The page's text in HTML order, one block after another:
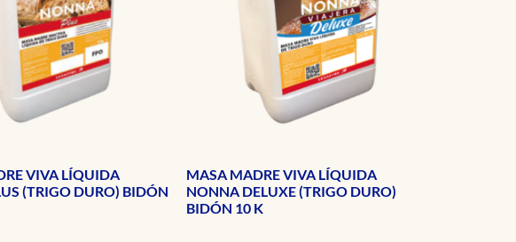
VIVA LÍQUIDA
(TRIGO DURO) BIDÓN
MASA MADRE VIVA LÍQUIDA
NONNA DELUXE (TRIGO DURO)
BIDÓN 10 K